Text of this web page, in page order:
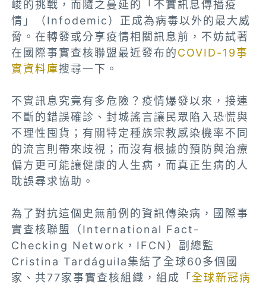
峻的挑戰，而隨之蔓延的「不實訊息傳播疫
情」（Infodemic）正成為病毒以外的最大威
脅。在轉發或分享疫情相關訊息前，不妨試著
在國際事實查核聯盟最近發布的COVID-19事
實資料庫搜尋一下。
不實訊息究竟有多危險？疫情爆發以來，接連
不斷的錯誤確診、封城謠言讓民眾陷入恐慌與
不理性囤貨；有關特定種族宗教感染機率不同
的流言則帶來歧視；而沒有根據的預防與治療
偏方更可能讓健康的人生病，而真正生病的人
耽誤尋求協助。
為了對抗這個史無前例的資訊傳染病，國際事
實查核聯盟（International Fact-
Checking Network，IFCN）副總監
Cristina Tardáguila集結了全球60多個國
家、共77家事實查核組織，組成「全球新冠病